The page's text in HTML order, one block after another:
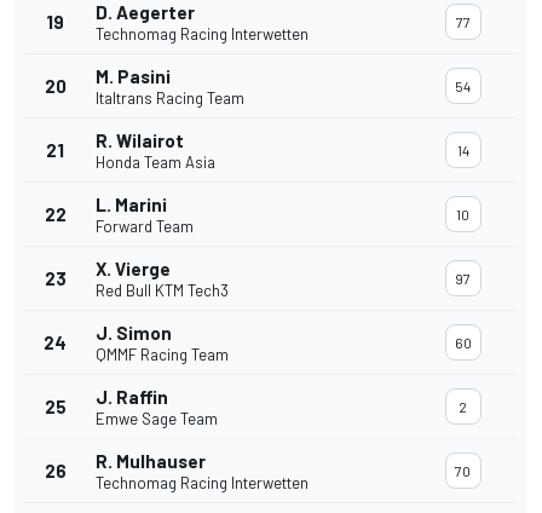
19 D. Aegerter
Technomag Racing Interwetten
77
20 M. Pasini
Italtrans Racing Team
54
21 R. Wilairot
Honda Team Asia
14
22 L. Marini
Forward Team
10
23 X. Vierge
Red Bull KTM Tech3
97
24 J. Simon
QMMF Racing Team
60
25 J. Raffin
Emwe Sage Team
2
26 R. Mulhauser
Technomag Racing Interwetten
70